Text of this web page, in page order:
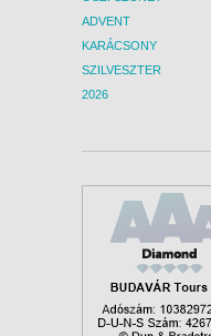
ADVENT
KARÁCSONY
SZILVESZTER
2026